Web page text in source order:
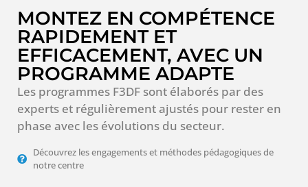
MONTEZ EN COMPÉTENCE
RAPIDEMENT ET
EFFICACEMENT, AVEC UN
PROGRAMME ADAPTE
Les programmes F3DF sont élaborés par des
experts et régulièrement ajustés pour rester en
phase avec les évolutions du secteur.
Découvrez les engagements et méthodes pédagogiques de
notre centre